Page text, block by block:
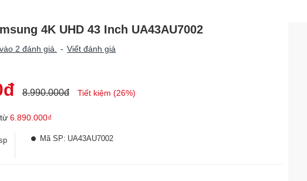
4K UHD 43 Inch UA43AU7002
2 đánh giá. - Viết đánh giá
8.990.000đ Tiết kiệm (26%)
6.890.000₫
Mã SP: UA43AU7002